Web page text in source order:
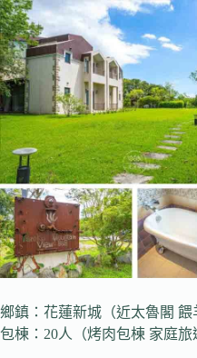
鄉鎮：花蓮新城（近太魯閣 餵
包棟：20人（烤肉包棟 家庭旅